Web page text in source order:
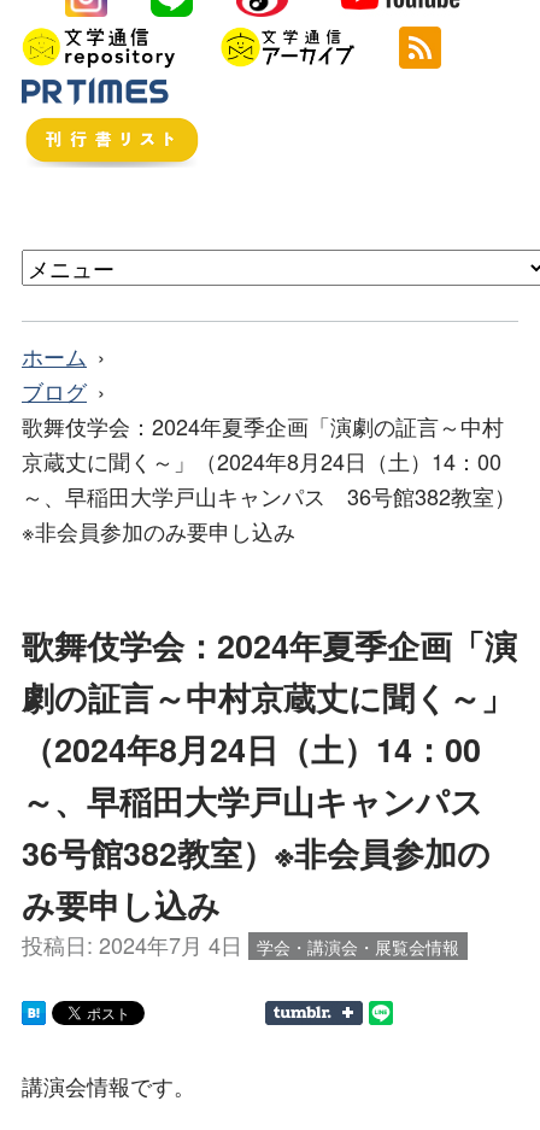
ホーム
ブログ
歌舞伎学会：2024年夏季企画「演劇の証言～中村
京蔵丈に聞く～」（2024年8月24日（土）14：00
～、早稲田大学戸山キャンパス 36号館382教室）
※非会員参加のみ要申し込み
歌舞伎学会：2024年夏季企画「演
劇の証言～中村京蔵丈に聞く～」
（2024年8月24日（土）14：00
～、早稲田大学戸山キャンパス
36号館382教室）※非会員参加の
み要申し込み
投稿日: 2024年7月 4日 学会・講演会・展覧会情報
講演会情報です。